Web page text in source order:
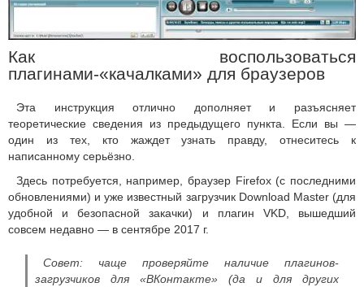
Как воспользоваться
плагинами-«качалками» для браузеров
Эта инструкция отлично дополняет и разъясняет
теоретические сведения из предыдущего пункта. Если вы —
один из тех, кто жаждет узнать правду, отнеситесь к
написанному серьёзно.
Здесь потребуется, например, браузер Firefox (с последними
обновлениями) и уже известный загрузчик Download Master (для
удобной и безопасной закачки) и плагин VKD, вышедший
совсем недавно — в сентябре 2017 г.
Совет: чаще проверяйте наличие плагинов-
загрузчиков для «ВКонтакте» (да и для других